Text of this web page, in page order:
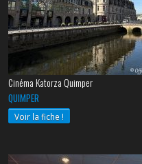
Cinéma Katorza Quimper
QUIMPER
Voir la fiche !